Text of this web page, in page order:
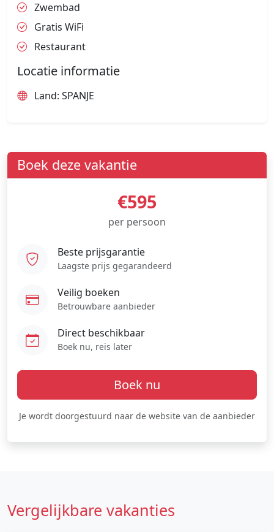
Zwembad
Gratis WiFi
Restaurant
Locatie informatie
Land: SPANJE
Boek deze vakantie
€595
per persoon
Beste prijsgarantie
Laagste prijs gegarandeerd
Veilig boeken
Betrouwbare aanbieder
Direct beschikbaar
Boek nu, reis later
Boek nu
Je wordt doorgestuurd naar de website van de aanbieder
Vergelijkbare vakanties